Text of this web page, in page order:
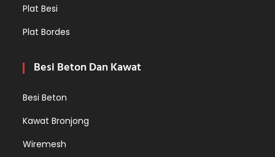
Plat Besi
Plat Bordes
Besi Beton Dan Kawat
Besi Beton
Kawat Bronjong
Wiremesh